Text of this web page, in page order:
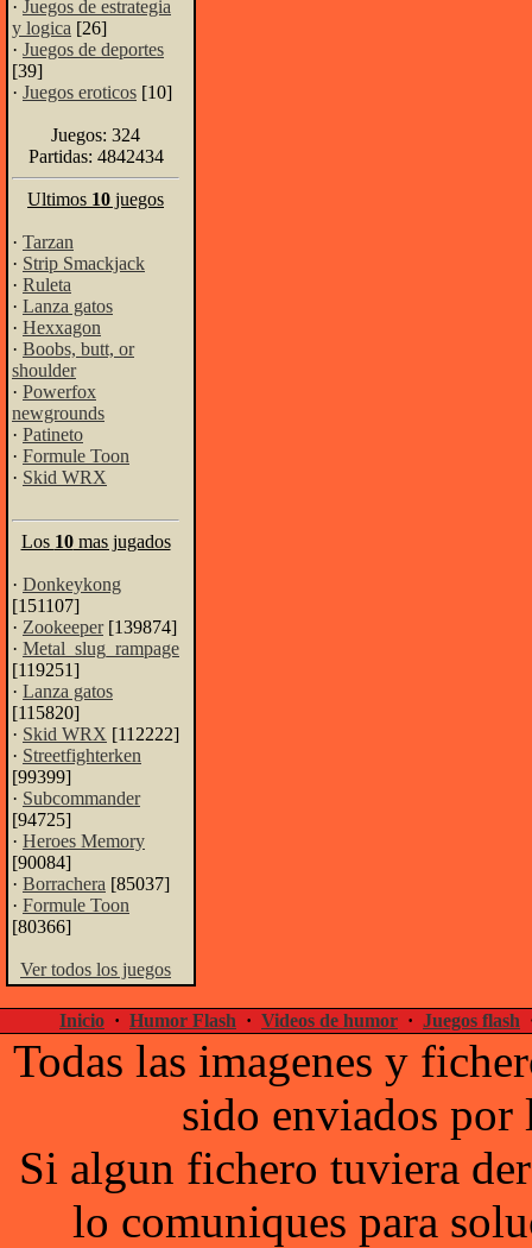
· Juegos de estrategia
y logica [26]
· Juegos de deportes
[39]
· Juegos eroticos [10]
Juegos: 324
Partidas: 4842434
Ultimos 10 juegos
· Tarzan
· Strip Smackjack
· Ruleta
· Lanza gatos
· Hexxagon
· Boobs, butt, or
shoulder
· Powerfox
newgrounds
· Patineto
· Formule Toon
· Skid WRX
Los 10mas jugados
· Donkeykong
[151107]
· Zookeeper[139874]
· Metal_slug_rampage
[119251]
· Lanza gatos
[115820]
· Skid WRX [112222]
· Streetfighterken
[99399]
· Subcommander
[94725]
· Heroes Memory
[90084]
· Borrachera [85037]
· Formule Toon
[80366]
Ver todos los juegos
Inicio · Humor Flash · Videos de humor · Juegos flash
Todas las imagenes y
sido enviados por
Si algun fichero tuviera
lo comuniques para